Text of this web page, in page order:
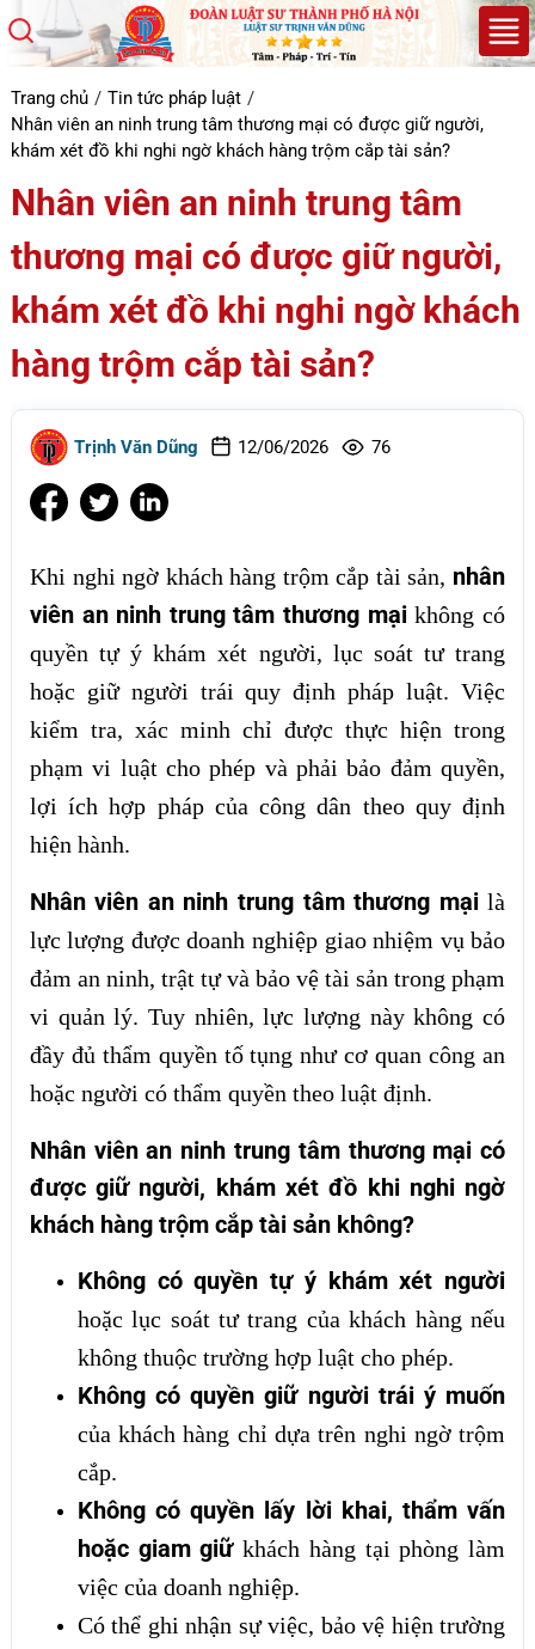
Trang chủ
Tin tức pháp luật
Nhân viên an ninh trung tâm thương mại có được giữ người,
khám xét đồ khi nghi ngờ khách hàng trộm cắp tài sản?
Nhân viên an ninh trung tâm
thương mại có được giữ người,
khám xét đồ khi nghi ngờ khách
hàng trộm cắp tài sản?
Trịnh Văn Dũng 12/06/2026 76
Khi nghi ngờ khách hàng trộm cắp tài sản, nhân
viên an ninh trung tâm thương mạikhông có
quyền tự ý khám xét người, lục soát tư trang
hoặc giữ người trái quy định pháp luật. Việc
kiểm tra, xác minh chỉ được thực hiện trong
phạm vi luật cho phép và phải bảo đảm quyền,
lợi ích hợp pháp của công dân theo quy định
hiện hành.
Nhân viên an ninh trung tâm thương mạilà
lực lượng được doanh nghiệp giao nhiệm vụ bảo
đảm an ninh, trật tự và bảo vệ tài sản trong phạm
vi quản lý. Tuy nhiên, lực lượng này không có
đầy đủ thẩm quyền tố tụng như cơ quan công an
hoặc người có thẩm quyền theo luật định.
Nhân viên an ninh trung tâm thương mại có
được giữ người, khám xét đồ khi nghi ngờ
khách hàng trộm cắp tài sản không?
Không có quyền tự ý khám xét người
hoặc lục soát tư trang của khách hàng nếu
không thuộc trường hợp luật cho phép.
Không có quyền giữ người trái ý muốn
của khách hàng chỉ dựa trên nghi ngờ trộm
cắp.
Không có quyền lấy lời khai, thẩm vấn
hoặc giam giữkhách hàng tại phòng làm
việc của doanh nghiệp.
Có thể ghi nhận sự việc, bảo vệ hiện trường